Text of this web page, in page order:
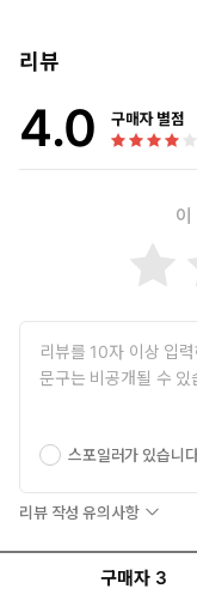
리뷰
4.0 구매자 별점
이
스포일러가 있습니
리뷰 작성 유의사항
구매자 3